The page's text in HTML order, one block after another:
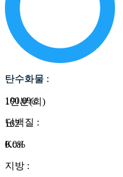
탄수화물
1인분(회)
162
Kcal
탄수화물 :
100.0%
단백질 :
0.0%
지방 :